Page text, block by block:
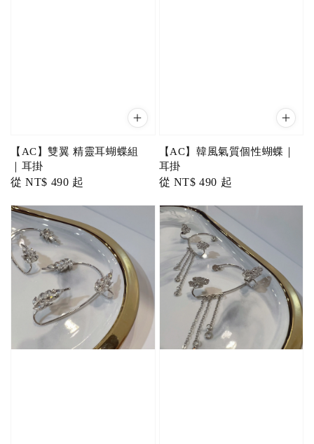
【AC】雙翼 精靈耳蝴蝶組
｜耳掛
Regular
從NT$ 490 起
【AC】韓風氣質個性蝴蝶｜
耳掛
Regular
從 NT$ 490 起